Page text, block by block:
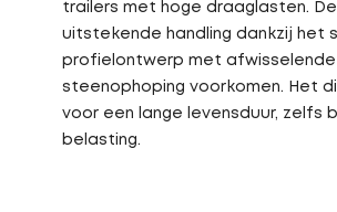
trailers met hoge draaglasten.
uitstekende handling dankzij het
profielontwerp met
steenophoping voorkomen. Het
voor een lange levensduur, zelfs
belasting.